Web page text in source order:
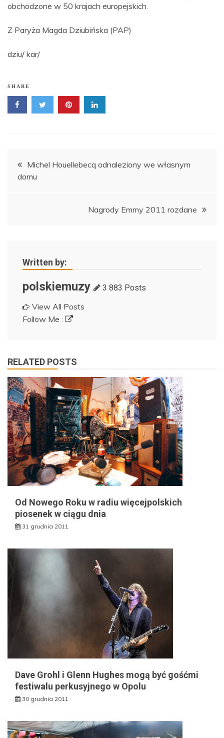
obchodzone w 50 krajach europejskich.
Z Paryża Magda Dziubińska (PAP)
dziu/ kar/
SHARE
Nawigacja
wpisu
Michel Houellebecq odnaleziony we własnym
domu
Nagrody Emmy 2011 rozdane
Written by:
polskiemuzy 3 883 Posts
View All Posts
Follow Me :
RELATED POSTS
Od Nowego Roku w radiu więcejpolskich
piosenek w ciągu dnia
31 grudnia 2011
Dave Grohl i Glenn Hughes mogą być gośćmi
festiwalu perkusyjnego w Opolu
30 grudnia 2011